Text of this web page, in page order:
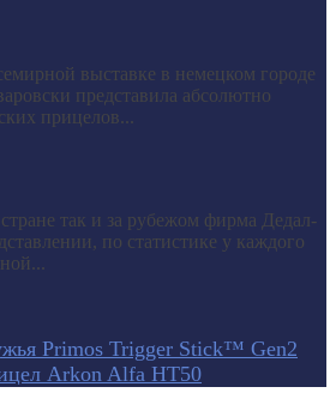
выставке в немецком городе
представила абсолютно
прицелов...
так и за рубежом фирма Дедал-
по статистике у каждого
Primos Trigger Stick™ Gen2
Arkon Alfa HT50